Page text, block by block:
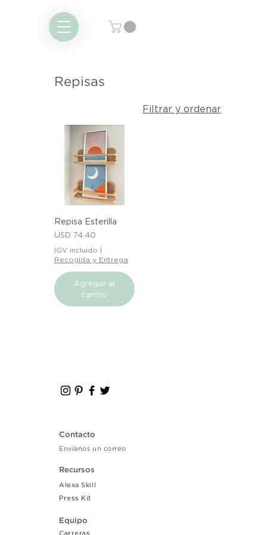
Repisas
Filtrar y ordenar
Repisa Esterilla
Precio
USD 74.40
IGV incluido |
Recogida y Entrega
Agregar al
carrito
Contacto
Envíanos un correo
Recursos
Alexa Skill
Press Kit
Equipo
Carreras